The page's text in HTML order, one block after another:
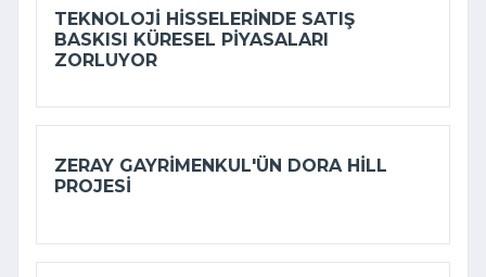
TEKNOLOJI HISSELERINDE SATIŞ
BASKISI KÜRESEL PIYASALARI
ZORLUYOR
ZERAY GAYRIMENKUL'ÜN DORA HILL
PROJESI